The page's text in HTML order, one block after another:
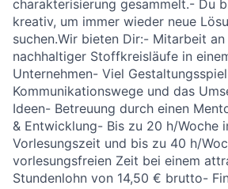
charakterisierung gesammelt.- Du
kreativ, um immer wieder neue
suchen.Wir bieten Dir:- Mitarbeit
nachhaltiger Stoffkreisläufe in
Unternehmen- Viel
Kommunikationswege und das
Ideen- Betreuung durch einen
& Entwicklung- Bis zu 20 h/Woche
Vorlesungszeit und bis zu 40 h/
vorlesungsfreien Zeit bei einem
Stundenlohn von 14,50 € brutto-